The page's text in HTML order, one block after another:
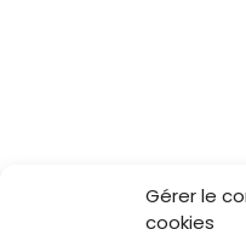
Gérer le
cookies